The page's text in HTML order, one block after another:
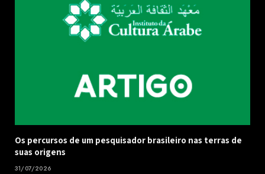
Os percursos de um pesquisador brasileiro nas terras de
suas origens
31/07/2026